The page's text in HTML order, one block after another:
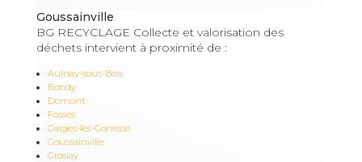
Goussainville
BG RECYCLAGE Collecte et valorisation des
déchets intervient à proximité de :
Aulnay-sous-Bois
Bondy
Domont
Fosses
Garges-lès-Gonesse
Goussainville
Groslay